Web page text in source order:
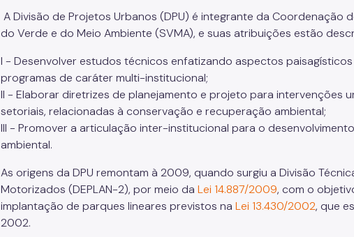
A Divisão de Projetos Urbanos (DPU) é integrante da Coordenação
do Verde e do Meio Ambiente (SVMA), e suas atribuições estão
I - Desenvolver estudos técnicos enfatizando aspectos
programas de caráter multi-institucional;
II - Elaborar diretrizes de planejamento e projeto para intervenções
setoriais, relacionadas à conservação e recuperação ambiental;
III - Promover a articulação inter-institucional para o
ambiental.
As origens da DPU remontam à 2009, quando surgiu a Divisão
Motorizados (DEPLAN-2), por meio da Lei 14.887/2009, com o
implantação de parques lineares previstos na Lei 13.430/2002, que
2002.